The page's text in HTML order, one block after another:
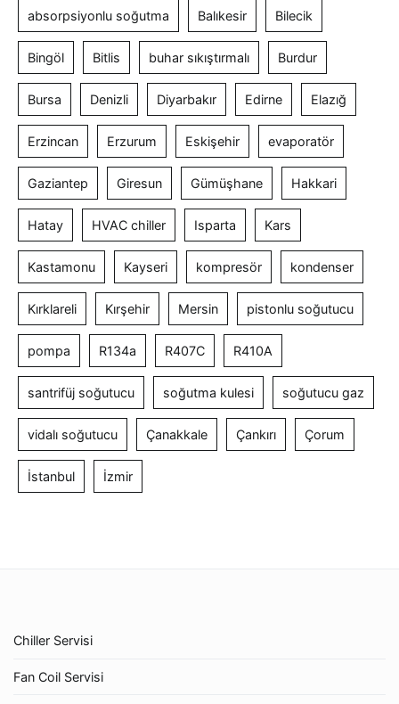
absorpsiyonlu soğutma Balıkesir Bilecik
Bingöl Bitlis buhar sıkıştırmalı Burdur
Bursa Denizli Diyarbakır Edirne Elazığ
Erzincan Erzurum Eskişehir evaporatör
Gaziantep Giresun Gümüşhane Hakkari
Hatay HVAC chiller Isparta Kars
Kastamonu Kayseri kompresör kondenser
Kırklareli Kırşehir Mersin pistonlu soğutucu
pompa R134a R407C R410A
santrifüj soğutucu soğutma kulesi soğutucu gaz
vidalı soğutucu Çanakkale Çankırı Çorum
İstanbul İzmir
Chiller Servisi
Fan Coil Servisi